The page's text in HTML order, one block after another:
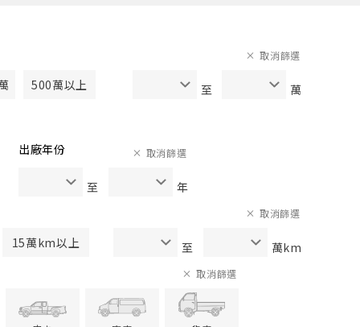
500萬以上 至 萬
取消篩選
出廠年份
至 年
取消篩選
15萬km以上 至 萬km
取消篩選
取消篩選